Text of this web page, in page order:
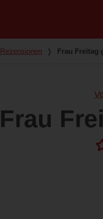
Rezensionen ❭ Frau Freitag
Frau